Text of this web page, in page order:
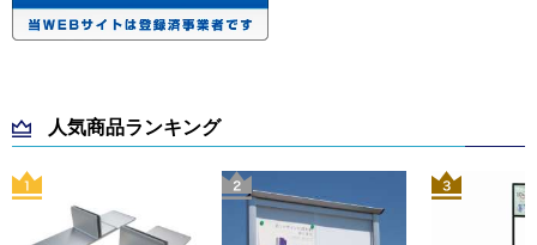
人気商品ランキング